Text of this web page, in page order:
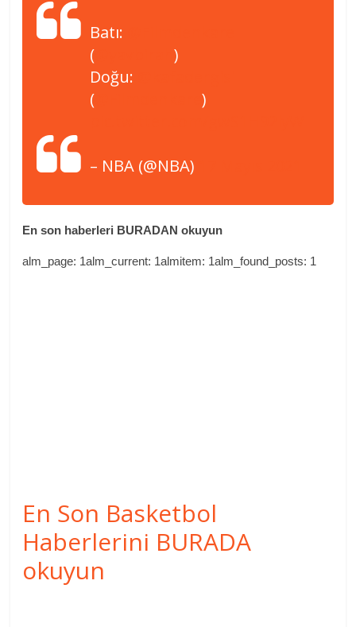
Batı:
( @yavbirah)
Doğu:
( @Filmdenkare)
– NBA (@NBA)
En son haberleri BURADAN okuyun
alm_page: 1alm_current: 1almitem: 1alm_found_posts: 1
En Son Basketbol
Haberlerini BURADA
okuyun